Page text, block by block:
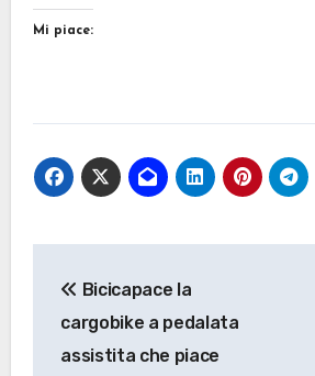
Mi piace:
articoli
Bicicapace la
cargobike a pedalata
assistita che piace